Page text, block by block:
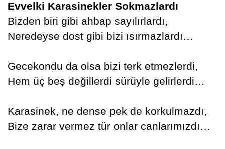
Evvelki Karasinekler Sokmazlardı
Bizden biri gibi ahbap sayılırlardı,
Neredeyse dost gibi bizi ısırmazlardı…
Gecekondu da olsa bizi terk etmezlerdi,
Hem üç beş değillerdi sürüyle gelirlerdi…
Karasinek, ne dense pek de korkulmazdı,
Bize zarar vermez tür onlar canlarımızdı…